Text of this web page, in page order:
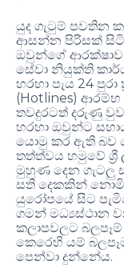
යුද ගැටුම් පවතින
ආසන්න පිරිසක්
ඔවුන්ගේ ආරක්ෂාව
සේවා නියුක්ති
හරහා පැය 24
(Hotlines) ආරම්භ
තවදුරටත් දරුණු
හරහා ඔවුන්ට
යොමු කර ඇති බව
තත්ත්වය හමුවේ ශ්‍රී
මුහුණ දෙන ගැටලු
සති දෙකකින්
යුරෝපයේ සිට
ගමන් මධ්‍යස්ථාන
කලාපවලට
කෙරෙහි යම්
පෙන්වා දුන්නේය.